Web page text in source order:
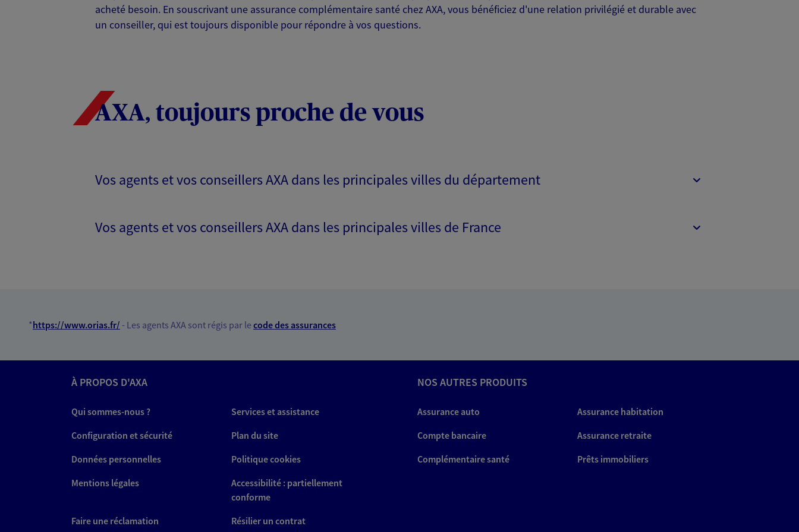
acheté besoin. En souscrivant une assurance complémentaire santé chez AXA, vous bénéficiez d'une relation privilégié et durable avec
un conseiller, qui est toujours disponible pour répondre à vos questions.
AXA, toujours proche de vous
Vos agents et vos conseillers AXA dans les principales villes du département
Vos agents et vos conseillers AXA dans les principales villes de France
*https://www.orias.fr/ - Les agents AXA sont régis par lecode des assurances
À PROPOS D'AXA
Qui sommes-nous ?
Services et assistance
Configuration et sécurité
Plan du site
Données personnelles
Politique cookies
Mentions légales
Accessibilité : partiellement
conforme
Faire une réclamation
Résilier un contrat
NOS AUTRES PRODUITS
Assurance auto
Assurance habitation
Compte bancaire
Assurance retraite
Complémentaire santé
Prêts immobiliers